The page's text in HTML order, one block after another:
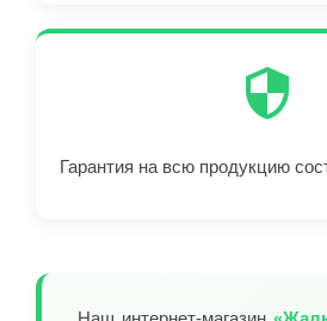
Гарантия на всю продукцию